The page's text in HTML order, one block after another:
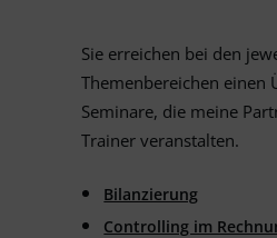
Sie erreichen bei den
Themenbereichen einen
Seminare, die meine
Trainer veranstalten.
Bilanzierung
Controlling im